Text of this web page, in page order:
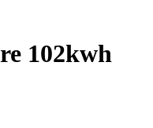
102kwh